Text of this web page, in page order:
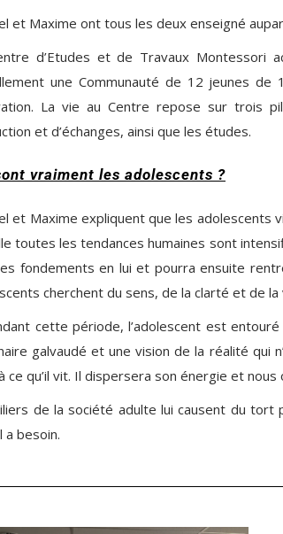
et Maxime ont tous les deux enseigné
d’Etudes et de Travaux Montessori
une Communauté de 12 jeunes
La vie au Centre repose sur trois
et d’échanges, ainsi que les études.
vraiment les adolescents ?
et Maxime expliquent que les adolescents
toutes les tendances humaines sont
fondements en lui et pourra ensuite
cherchent du sens, de la clarté et de
cette période, l’adolescent est
galvaudé et une vision de la réalité qui
ce qu’il vit. Il dispersera son énergie et
de la société adulte lui causent du
a besoin.